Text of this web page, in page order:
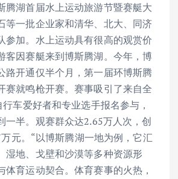
腾湖首届水上运动旅游节暨赛艇大
等一批企业家和清华、北大、同济
参加。水上运动具有很高的观赏价
客因赛艇来到博斯腾湖。今年，博
路开通仅半个月，第一届环博斯腾
赛就鸣枪开赛。赛事吸引了来自全
车爱好者和专业选手报名参与，
一半。观赛群众达2.65万人次，创
元。“以博斯腾湖一地为例，它汇
湿地、戈壁和沙漠等多种资源形
体育运动契合。体育赛事的火热，